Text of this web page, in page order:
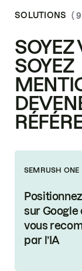
SOLUTIONS (
SOYEZ
SOYEZ
SEMRUSH ONE
sur Google
vous
par l’IA